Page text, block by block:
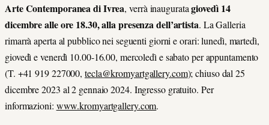
Arte Contemporanea di Ivrea, verrà inauguratagiovedì 14
dicembre alle ore 18.30, alla presenza dell’artista. La Galleria
rimarrà aperta al pubblico nei seguenti giorni e orari: lunedì, martedì,
giovedì e venerdì 10.00-16.00, mercoledì e sabato per appuntamento
(T. +41 919 227000, tecla@kromyartgallery.com); chiuso dal 25
dicembre 2023 al 2 gennaio 2024. Ingresso gratuito. Per
informazioni: www.kromyartgallery.com.